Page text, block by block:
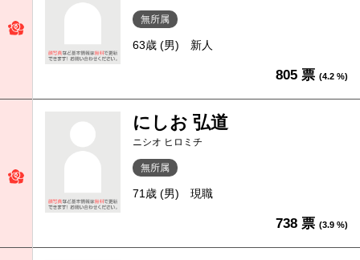
無所属
63歳 (男) 新人
805 票 (4.2 %)
にしお 弘道
ニシオ ヒロミチ
無所属
71歳 (男) 現職
738 票 (3.9 %)